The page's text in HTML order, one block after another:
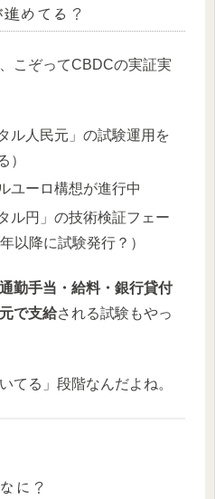
めてる？
こぞってCBDCの実証実
ル人民元」の試験運用を
）
ユーロ構想が進行中
ル円」の技術検証フェー
以降に試験発行？）
通勤手当・給料・銀行貸付
で支給される試験もやっ
てる」段階なんだよね。
に？